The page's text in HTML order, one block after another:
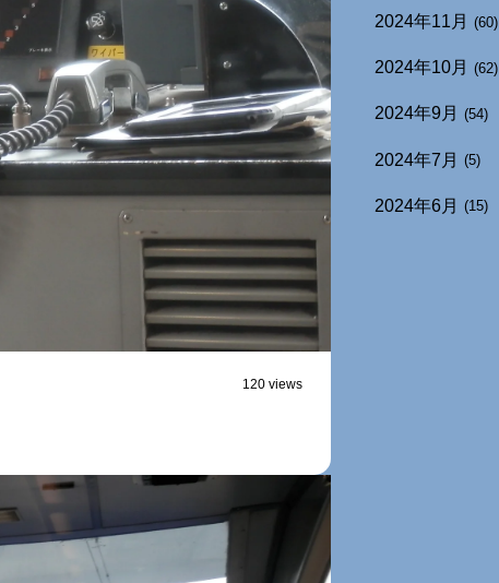
120 views
2024年11月 (60)
2024年10月 (62)
2024年9月 (54)
2024年7月 (5)
2024年6月 (15)